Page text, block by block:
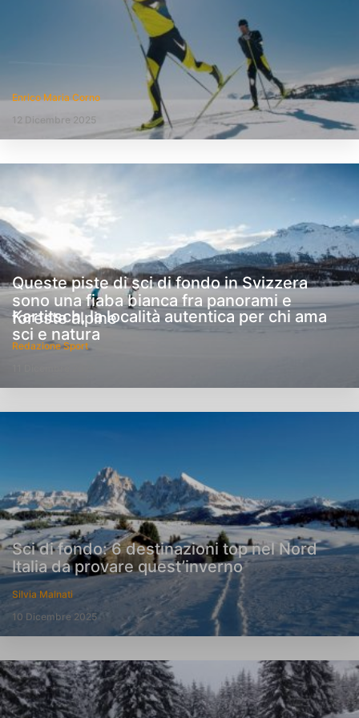
Enrico Maria Corno
12 Dicembre 2025
Queste piste di sci di fondo in Svizzera
sono una fiaba bianca fra panorami e
foreste alpine
Redazione Sport
Sci di fondo: 6 destinazioni top nel Nord
Italia da provare quest’inverno
Silvia Malnati
10 Dicembre 2025
Kartitsch, la località autentica per chi ama
sci e natura